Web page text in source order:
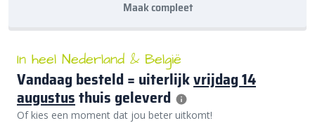
Maak compleet
In heel Nederland & België
Vandaag besteld = uiterlijkvrijdag 14
augustusthuis geleverd
Of kies een moment dat jou beter uitkomt!